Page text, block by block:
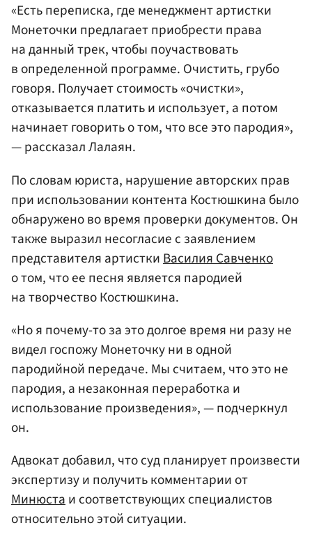
«Есть переписка, где менеджмент артистки
Монеточки предлагает приобрести права
на данный трек, чтобы поучаствовать
в определенной программе. Очистить, грубо
говоря. Получает стоимость «очистки»,
отказывается платить и использует, а потом
начинает говорить о том, что все это пародия»,
— рассказал Лалаян.
По словам юриста, нарушение авторских прав
при использовании контента Костюшкина было
обнаружено во время проверки документов. Он
также выразил несогласие с заявлением
представителя артистки Василия Савченко
о том, что ее песня является пародией
на творчество Костюшкина.
«Но я почему-то за это долгое время ни разу не
видел госпожу Монеточку ни в одной
пародийной передаче. Мы считаем, что это не
пародия, а незаконная переработка и
использование произведения», — подчеркнул
он.
Адвокат добавил, что суд планирует произвести
экспертизу и получить комментарии от
Минюстаи соответствующих специалистов
относительно этой ситуации.